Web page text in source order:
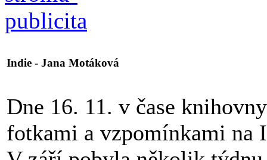
Indie - Jana Motáková
Dne 16. 11. v čase
fotkami a vzpomínkami na